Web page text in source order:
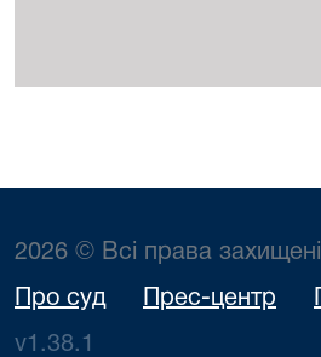
2026 © Всі права захищені
Про суд Прес-центр
v1.38.1